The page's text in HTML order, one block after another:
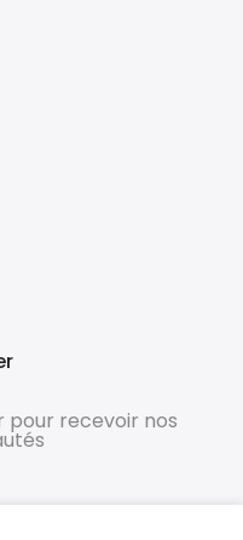
pour recevoir nos